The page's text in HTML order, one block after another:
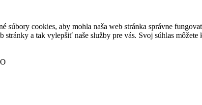
súbory cookies, aby mohla naša web stránka správne
stránky a tak vylepšiť naše služby pre vás. Svoj súhlas